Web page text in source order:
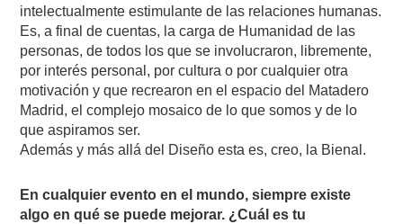
intelectualmente estimulante de las relaciones humanas.
Es, a final de cuentas, la carga de Humanidad de las
personas, de todos los que se involucraron, libremente,
por interés personal, por cultura o por cualquier otra
motivación y que recrearon en el espacio del Matadero
Madrid, el complejo mosaico de lo que somos y de lo
que aspiramos ser.
Además y más allá del Diseño esta es, creo, la Bienal.
En cualquier evento en el mundo, siempre existe
algo en qué se puede mejorar. ¿Cuál es tu